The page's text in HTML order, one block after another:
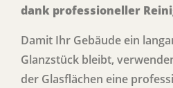
dank professioneller
Damit Ihr Gebäude ein
Glanzstück bleibt,
der Glasflächen eine